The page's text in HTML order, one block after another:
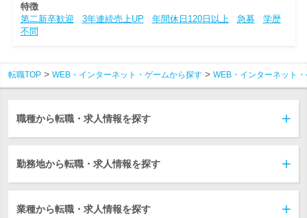
特徴
第二新卒歓迎
3年連続売上UP 年間休日120日以上 急募
学歴
不問
転職TOP WEB・インターネット・ゲームから探す WEB・インターネット
職種から転職・求人情報を探す
勤務地から転職・求人情報を探す
業種から転職・求人情報を探す